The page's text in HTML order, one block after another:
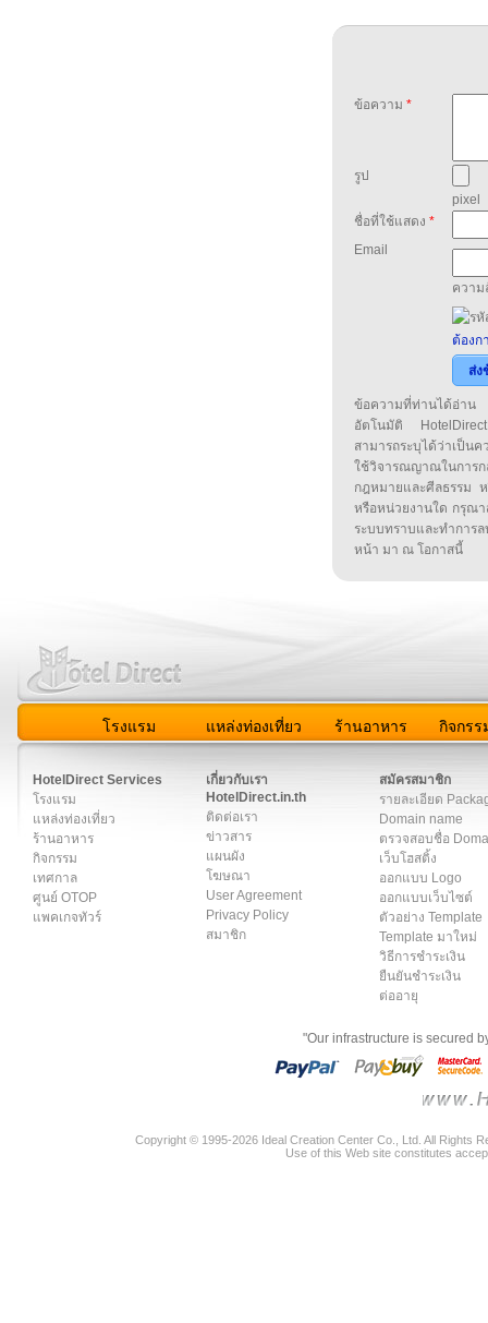
ข้อความ *
รูป
pixel
ชื่อที่ใช้แสดง *
Email
ความ
ต้องก
ส่ง
ข้อความที่ท่านได้อ่าน
อัตโนมัติ
สามารถระบุได้ว่าเป็น
ใช้วิจารณญาณในกา
กฎหมายและศีลธรรม
หรือหน่วยงานใด กรุณา
ระบบทราบและทำกา
หน้า มา ณ โอกาสนี้
โรงแรม แหล่งท่องเที่ยว ร้านอาหาร กิจกรร
HotelDirect Services
โรงแรม
แหล่งท่องเที่ยว
ร้านอาหาร
กิจกรรม
เทศกาล
ศูนย์ OTOP
แพคเกจทัวร์
เกี่ยวกับเรา
HotelDirect.in.th
ติดต่อเรา
ข่าวสาร
แผนผัง
โฆษณา
User Agreement
Privacy Policy
สมาชิก
สมัครสมาชิก
รายละเอียด
Domain name
ตรวจสอบชื่อ
เว็บโฮสติ้ง
ออกแบบ Logo
ออกแบบเว็บไซต์
ตัวอย่าง Template
Template มาใหม่
วิธีการชำระเงิน
ยืนยันชำระเงิน
ต่ออายุ
"Our infrastructure is secured
Copyright © 1995-2026 Ideal Creation Center Co., Ltd. All Rights
Use of this Web site constitutes